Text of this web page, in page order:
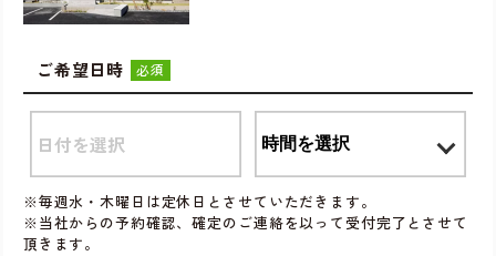
ご希望日時 必須
※毎週水・木曜日は定休日とさせていただきます。
※当社からの予約確認、確定のご連絡を以って受付完了とさせて
頂きます。